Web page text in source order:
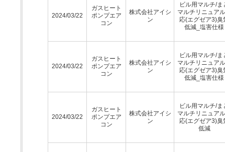
2024/03/22
ガスヒート
ポンプエア
コン
株式会社アイシ
ン
ビル用マルチ/ま
マルチリニュア
応(エグゼア3)臭
低減_塩害仕様
2024/03/22
ガスヒート
ポンプエア
コン
株式会社アイシ
ン
ビル用マルチ/ま
マルチリニュア
応(エグゼア3)臭
低減_塩害仕様
2024/03/22
ガスヒート
ポンプエア
コン
株式会社アイシ
ン
ビル用マルチ/ま
マルチリニュア
応(エグゼア3)臭
低減